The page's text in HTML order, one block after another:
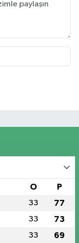
O P
33 77
33 73
33 69